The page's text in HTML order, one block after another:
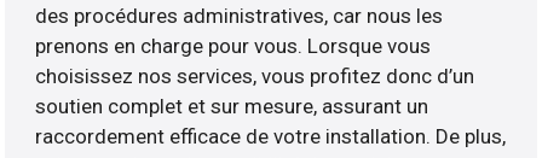
des procédures administratives, car nous les
prenons en charge pour vous. Lorsque vous
choisissez nos services, vous profitez donc d’un
soutien complet et sur mesure, assurant un
raccordement efficace de votre installation. De plus,